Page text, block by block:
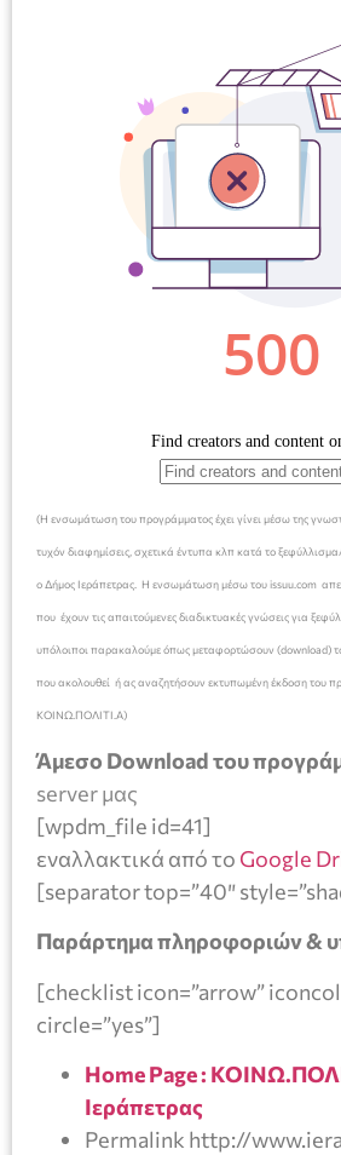
(Η ενσωμάτωση του προγράμματος έχει γίνει μέσω της
τυχόν διαφημίσεις, σχετικά έντυπα κλπ κατά το
ο Δήμος Ιεράπετρας. Η ενσωμάτωση μέσω του issuu.com
που έχουν τις απαιτούμενες διαδικτυακές γνώσεις για
υπόλοιποι παρακαλούμε όπως μεταφορτώσουν (download)
που ακολουθεί ή ας αναζητήσουν εκτυπωμένη έκδοση του
ΚΟΙΝΩ.ΠΟΛΙΤΙ.Α)
Άμεσο Download του
server μας
[wpdm_file id=41]
εναλλακτικά από το Google
[separator top=”40″
Παράρτημα πληροφοριών &
[checklist icon=”arrow”
circle=”yes”]
Home Page :
Ιεράπετρας
Permalink http://